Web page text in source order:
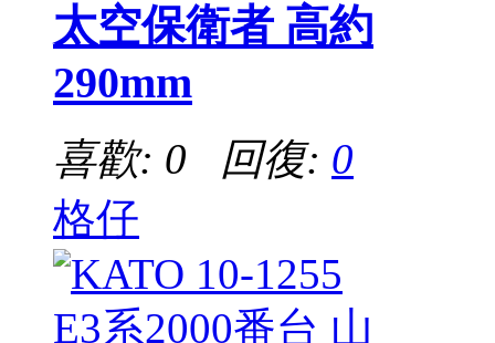
太空保衛者 高約
290mm
喜歡: 0 回復: 0
格仔